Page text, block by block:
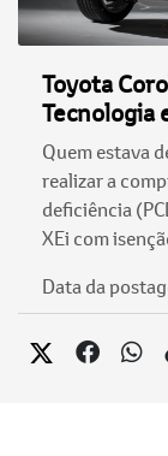
Toyota
Tecnologia
Quem estava
realizar a
deficiência
XEi com
Data da